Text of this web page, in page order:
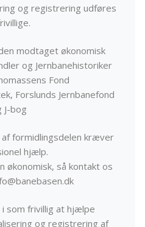
og registrering udføres
modtaget økonomisk
og Jernbanehistoriker
Fond
Forslunds Jernbanefond
J-bog
formidlingsdelen kræver
hjælp.
økonomisk, så kontakt os
som frivillig at hjælpe
og registrering af